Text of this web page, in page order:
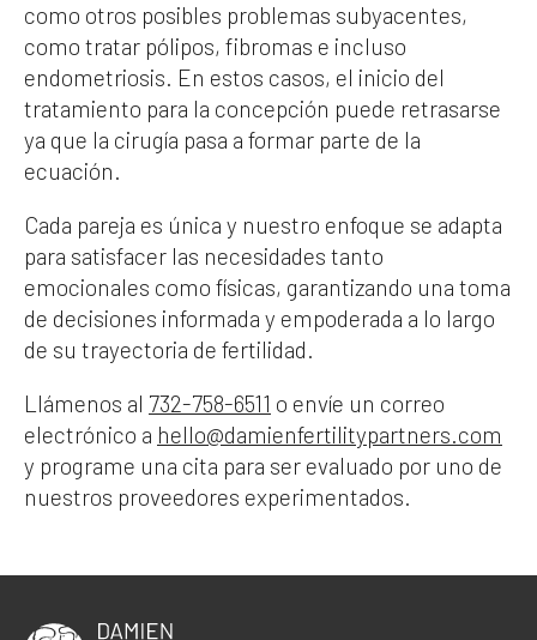
como otros posibles problemas subyacentes,
como tratar pólipos, fibromas e incluso
endometriosis. En estos casos, el inicio del
tratamiento para la concepción puede retrasarse
ya que la cirugía pasa a formar parte de la
ecuación.
Cada pareja es única y nuestro enfoque se adapta
para satisfacer las necesidades tanto
emocionales como físicas, garantizando una toma
de decisiones informada y empoderada a lo largo
de su trayectoria de fertilidad.
Llámenos al 732-758-6511 o envíe un correo
electrónico a hello@damienfertilitypartners.com
y programe una cita para ser evaluado por uno de
nuestros proveedores experimentados.